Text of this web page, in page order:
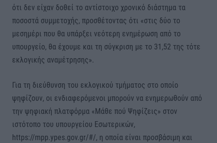
ότι δεν είχαν δοθεί το αντίστοιχο χρονικό διάστημα τα
ποσοστά συμμετοχής, προσθέτοντας ότι «στις δύο το
μεσημέρι που θα υπάρξει νεότερη ενημέρωση από το
υπουργείο, θα έχουμε και τη σύγκριση με το 31,52 της τότε
εκλογικής αναμέτρησης».
Για τη διεύθυνση του εκλογικού τμήματος στο οποίο
ψηφίζουν, οι ενδιαφερόμενοι μπορούν να ενημερωθούν από
την ψηφιακή πλατφόρμα «Μάθε πού Ψηφίζεις» στον
ιστότοπο του υπουργείου Εσωτερικών,
https://mpp.ypes.gov.gr/#/, η οποία είναι προσβάσιμη και